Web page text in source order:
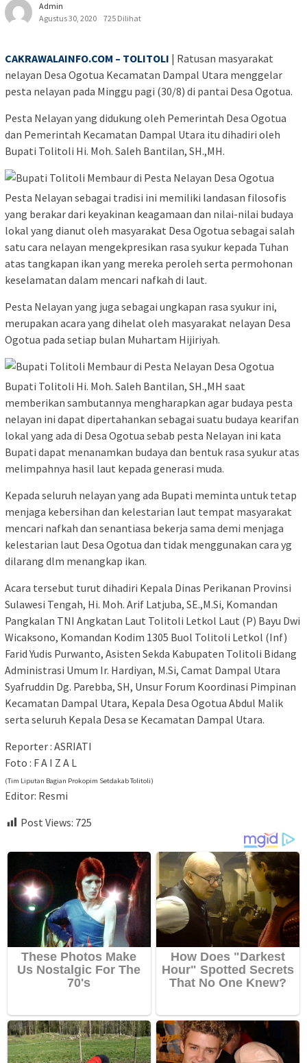
Admin
Agustus 30, 2020
725 Dilihat
CAKRAWALAINFO.COM – TOLITOLI | Ratusan masyarakat
nelayan Desa Ogotua Kecamatan Dampal Utara menggelar
pesta nelayan pada Minggu pagi (30/8) di pantai Desa Ogotua.
Pesta Nelayan yang didukung oleh Pemerintah Desa Ogotua
dan Pemerintah Kecamatan Dampal Utara itu dihadiri oleh
Bupati Tolitoli Hi. Moh. Saleh Bantilan, SH.,MH.
Pesta Nelayan sebagai tradisi ini memiliki landasan filosofis
yang berakar dari keyakinan keagamaan dan nilai-nilai budaya
lokal yang dianut oleh masyarakat Desa Ogotua sebagai salah
satu cara nelayan mengekpresikan rasa syukur kepada Tuhan
atas tangkapan ikan yang mereka peroleh serta permohonan
keselamatan dalam mencari nafkah di laut.
Pesta Nelayan yang juga sebagai ungkapan rasa syukur ini,
merupakan acara yang dihelat oleh masyarakat nelayan Desa
Ogotua pada setiap bulan Muhartam Hijiriyah.
Bupati Tolitoli Hi. Moh. Saleh Bantilan, SH.,MH saat
memberikan sambutannya mengharapkan agar budaya pesta
nelayan ini dapat dipertahankan sebagai suatu budaya kearifan
lokal yang ada di Desa Ogotua sebab pesta Nelayan ini kata
Bupati dapat menanamkan budaya dan bentuk rasa syukur atas
melimpahnya hasil laut kepada generasi muda.
Kepada seluruh nelayan yang ada Bupati meminta untuk tetap
menjaga kebersihan dan kelestarian laut tempat masyarakat
mencari nafkah dan senantiasa bekerja sama demi menjaga
kelestarian laut Desa Ogotua dan tidak menggunakan cara yg
dilarang dlm menangkap ikan.
Acara tersebut turut dihadiri Kepala Dinas Perikanan Provinsi
Sulawesi Tengah, Hi. Moh. Arif Latjuba, SE.,M.Si, Komandan
Pangkalan TNI Angkatan Laut Tolitoli Letkol Laut (P) Bayu Dwi
Wicaksono, Komandan Kodim 1305 Buol Tolitoli Letkol (Inf)
Farid Yudis Purwanto, Asisten Sekda Kabupaten Tolitoli Bidang
Administrasi Umum Ir. Hardiyan, M.Si, Camat Dampal Utara
Syafruddin Dg. Parebba, SH, Unsur Forum Koordinasi Pimpinan
Kecamatan Dampal Utara, Kepala Desa Ogotua Abdul Malik
serta seluruh Kepala Desa se Kecamatan Dampal Utara.
Reporter : ASRIATI
Foto : F A I Z A L
(Tim Liputan Bagian Prokopim Setdakab Tolitoli)
Editor: Resmi
Post Views: 725